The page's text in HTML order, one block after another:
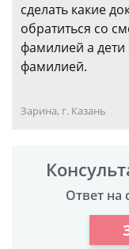
сделать какие
обратиться со
фамилией а
фамилией.
Зарина, г. Казань
Ответ на